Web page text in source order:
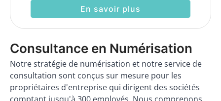
En savoir plus
Consultance en Numérisation
Notre stratégie de numérisation et notre service de
consultation sont conçus sur mesure pour les
propriétaires d'entreprise qui dirigent des sociétés